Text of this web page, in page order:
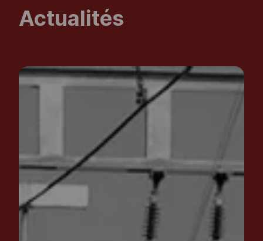
Actualités